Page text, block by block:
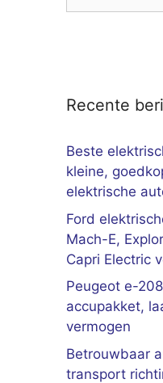
Recente
Beste
kleine,
elektrische
Ford
Mach-E,
Capri Electric
Peugeot e-
accupakket,
vermogen
Betrouwbaar
transport